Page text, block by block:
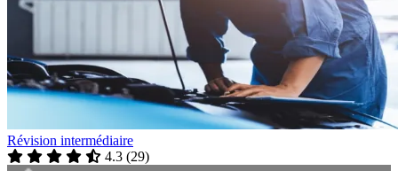
Révision intermédiaire
4.3 (29)